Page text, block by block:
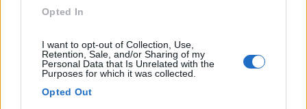
Opted In
I want to opt-out of Collection, Use,
Retention, Sale, and/or Sharing of my
Personal Data that Is Unrelated with the
Purposes for which it was collected.
Opted Out
Sul litorale salentino, a 5 km dal centro, area sosta pre...
Via per Librari - loc. Acquadolce